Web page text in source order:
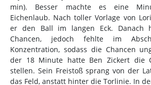
min). Besser machte es eine
Eichenlaub. Nach toller Vorlage von
er den Ball im langen Eck. Danach
Chancen, jedoch fehlte im
Konzentration, sodass die Chancen
der 18 Minute hatte Ben Zickert die
stellen. Sein Freistoß sprang von der
das Feld, anstatt hinter die Torlinie. In